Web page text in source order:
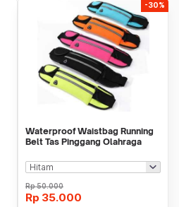
-30%
Waterproof Waistbag Running
Belt Tas Pinggang Olahraga
Rp50.000
Rp 35.000